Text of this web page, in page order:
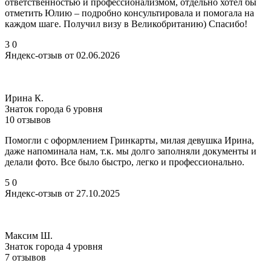
ответственностью и профессионализмом, отдельно хотел бы
отметить Юлию – подробно консультировала и помогала на
каждом шаге. Получил визу в Великобританию) Спасибо!
3 0
Яндекс-отзыв от 02.06.2026
Ирина К.
Знаток города 6 уровня
10 отзывов
Помогли с оформлением Гринкарты, милая девушка Ирина,
даже напоминала нам, т.к. мы долго заполняли документы и
делали фото. Все было быстро, легко и профессионально.
5 0
Яндекс-отзыв от 27.10.2025
Максим Ш.
Знаток города 4 уровня
7 отзывов